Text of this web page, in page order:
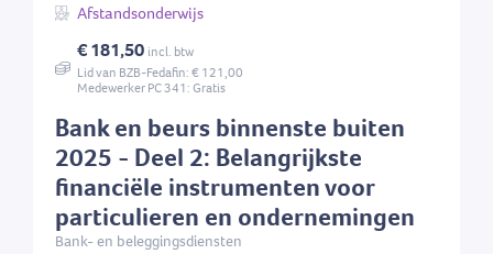
Bank en beurs binnenste buiten
2025 - Deel 2: Belangrijkste
financiële instrumenten voor
particulieren en ondernemingen
Bank- en beleggingsdiensten
Afstandsonderwijs
€ 181,50 incl. btw
Lid van BZB-Fedafin: € 121,00
Medewerker PC 341: Gratis